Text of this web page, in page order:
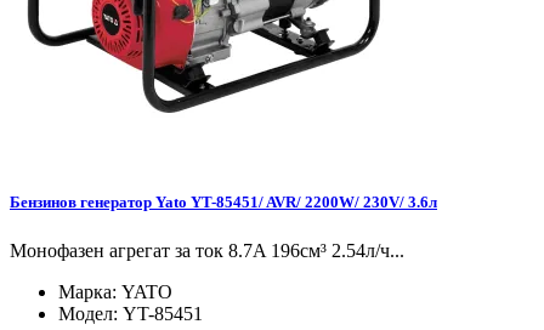
Бензинов генератор Yato YT-85451/ AVR/ 2200W/ 230V/ 3.6л
Mонофазен агрегат за ток 8.7A 196см³ 2.54л/ч...
Марка: YATO
Модел: YT-85451